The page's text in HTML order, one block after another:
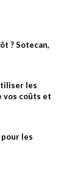
? Sotecan,
les
vos coûts et
les